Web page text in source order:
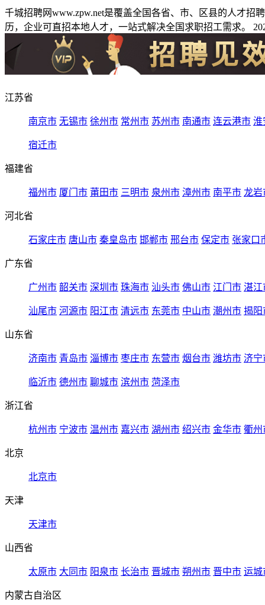
千城招聘网www.zpw.net是覆盖全国各省、市、区县的人才
历，企业可直招本地人才，一站式解决全国求职招工需求。
江苏省
南京市 无锡市 徐州市 常州市 苏州市 南通市 连云港市 淮
宿迁市
福建省
福州市 厦门市 莆田市 三明市 泉州市 漳州市 南平市 龙岩
河北省
石家庄市 唐山市 秦皇岛市 邯郸市 邢台市 保定市 张家口
广东省
广州市 韶关市 深圳市 珠海市 汕头市 佛山市 江门市 湛江
汕尾市 河源市 阳江市 清远市 东莞市 中山市 潮州市 揭阳
山东省
济南市 青岛市 淄博市 枣庄市 东营市 烟台市 潍坊市 济宁
临沂市 德州市 聊城市 滨州市 菏泽市
浙江省
杭州市 宁波市 温州市 嘉兴市 湖州市 绍兴市 金华市 衢州
北京
北京市
天津
天津市
山西省
太原市 大同市 阳泉市 长治市 晋城市 朔州市 晋中市 运城
内蒙古自治区